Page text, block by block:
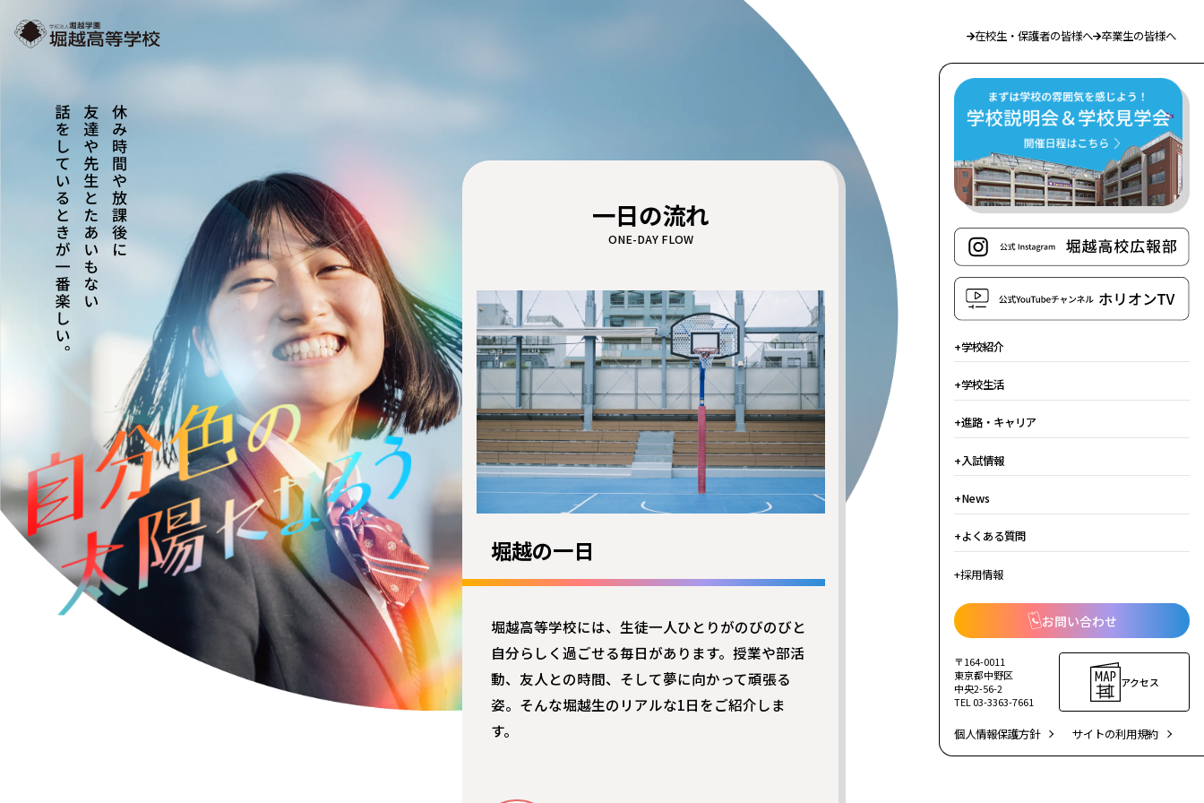
在校生・保護者の皆様へ 卒業生の皆様へ
一日の流れ
ONE-DAY FLOW
堀越の一日
堀越高等学校には、生徒一人ひとりがのびのびと
自分らしく過ごせる毎日があります。授業や部活
動、友人との時間、そして夢に向かって頑張る
姿。そんな堀越生のリアルな1日をご紹介しま
す。
学校紹介
学校生活
進路・キャリア
入試情報
News
よくある質問
採用情報
お問い合わせ
〒164-0011
東京都中野区
中央2-56-2
TEL 03-3363-7661
アクセス
個人情報保護方針 サイトの利用規約